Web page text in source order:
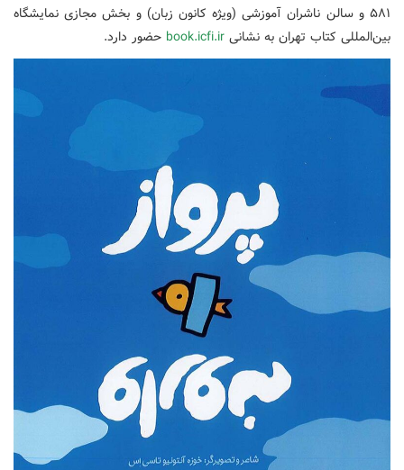
۵۸۱ و سالن ناشران آموزشی (ویژه کانون زبان) و بخش مجازی نمایشگاه
بین‌المللی کتاب تهران به نشانی book.icfi.ir حضور دارد.